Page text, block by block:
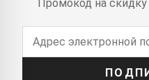
Промокод на